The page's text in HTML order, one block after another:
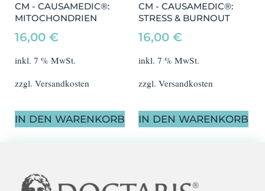
CM - CAUSAMEDIC®:
MITOCHONDRIEN
16,00 €
inkl. 7 % MwSt.
zzgl. Versandkosten
IN DEN WARENKORB
CM - CAUSAMEDIC®:
STRESS & BURNOUT
16,00 €
inkl. 7 % MwSt.
zzgl. Versandkosten
IN DEN WARENKORB